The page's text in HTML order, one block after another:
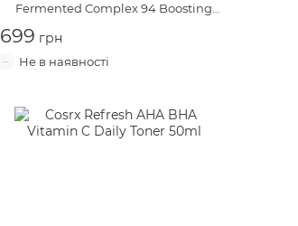
Fermented Complex 94 Boosting
699